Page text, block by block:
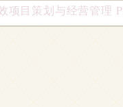
项目策划与经营管理